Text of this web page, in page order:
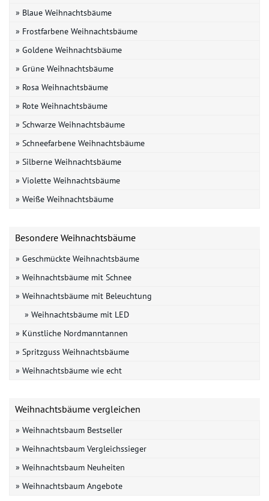
» Blaue Weihnachtsbäume
» Frostfarbene Weihnachtsbäume
» Goldene Weihnachtsbäume
» Grüne Weihnachtsbäume
» Rosa Weihnachtsbäume
» Rote Weihnachtsbäume
» Schwarze Weihnachtsbäume
» Schneefarbene Weihnachtsbäume
» Silberne Weihnachtsbäume
» Violette Weihnachtsbäume
» Weiße Weihnachtsbäume
Besondere Weihnachtsbäume
» Geschmückte Weihnachtsbäume
» Weihnachtsbäume mit Schnee
» Weihnachtsbäume mit Beleuchtung
» Weihnachtsbäume mit LED
» Künstliche Nordmanntannen
» Spritzguss Weihnachtsbäume
» Weihnachtsbäume wie echt
Weihnachtsbäume vergleichen
» Weihnachtsbaum Bestseller
» Weihnachtsbaum Vergleichssieger
» Weihnachtsbaum Neuheiten
» Weihnachtsbaum Angebote